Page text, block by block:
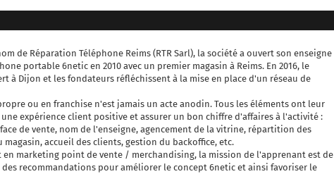
de Réparation Téléphone Reims (RTR Sarl), la société a ouvert son enseigne
portable 6netic en 2010 avec un premier magasin à Reims. En 2016, le
à Dijon et les fondateurs réfléchissent à la mise en place d'un réseau de
ou en franchise n'est jamais un acte anodin. Tous les éléments ont leur
expérience client positive et assurer un bon chiffre d'affaires à l'activité :
de vente, nom de l'enseigne, agencement de la vitrine, répartition des
accueil des clients, gestion du backoffice, etc.
en marketing point de vente / merchandising, la mission de l'apprenant est de
recommandations pour améliorer le concept 6netic et ainsi favoriser le